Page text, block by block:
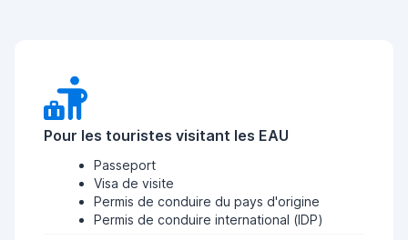
Pour les touristes visitant les EAU
Passeport
Visa de visite
Permis de conduire du pays d'origine
Permis de conduire international (IDP)